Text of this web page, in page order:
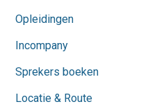
Opleidingen
Incompany
Sprekers boeken
Locatie & Route